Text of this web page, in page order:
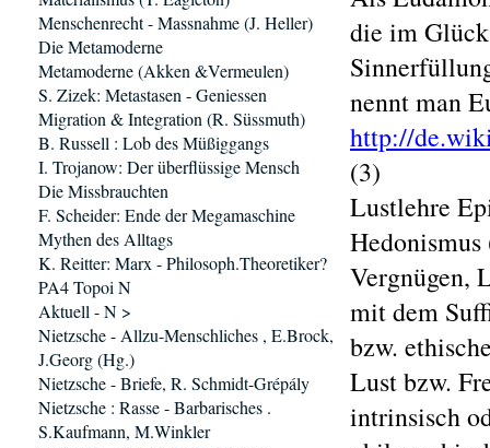
die im
nennt man
http://
(3)
Lustlehre
Vergnügen,
mit dem
bzw.
Lust bzw.
intrinsisch
Menschenrecht - Massnahme (J. Heller)
Die Metamoderne
Metamoderne (Akken &Vermeulen)
S. Zizek: Metastasen - Geniessen
Migration & Integration (R. Süssmuth)
B. Russell : Lob des Müßiggangs
I. Trojanow: Der überflüssige Mensch
Die Missbrauchten
F. Scheider: Ende der Megamaschine
Mythen des Alltags
K. Reitter: Marx - Philosoph.Theoretiker?
PA4 Topoi N
Aktuell - N >
Nietzsche - Allzu-Menschliches , E.Brock,
J.Georg (Hg.)
Nietzsche - Briefe, R. Schmidt-Grépály
Nietzsche : Rasse - Barbarisches .
S.Kaufmann, M.Winkler